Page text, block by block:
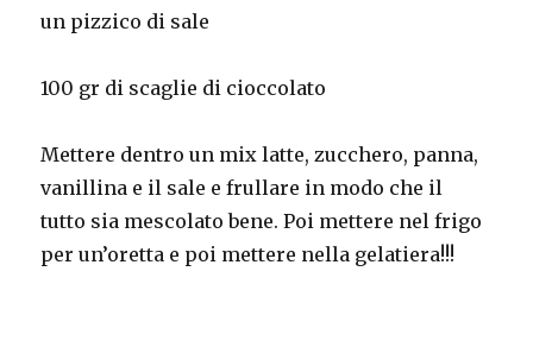
un pizzico di sale
100 gr di scaglie di cioccolato
Mettere dentro un mix latte, zucchero, panna,
vanillina e il sale e frullare in modo che il
tutto sia mescolato bene. Poi mettere nel frigo
per un’oretta e poi mettere nella gelatiera!!!